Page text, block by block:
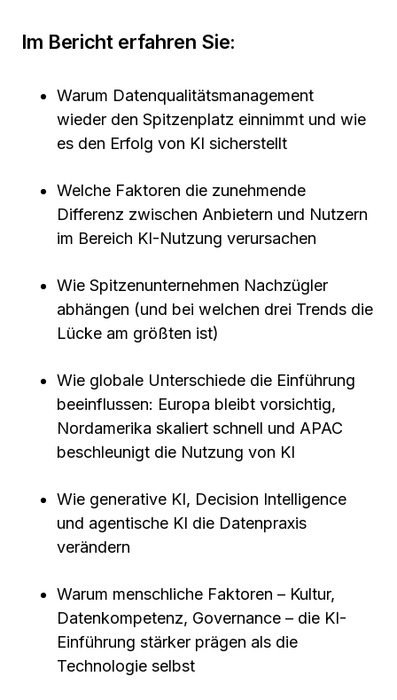
Im Bericht erfahren Sie:
Warum Datenqualitätsmanagement
wieder den Spitzenplatz einnimmt und wie
es den Erfolg von KI sicherstellt
Welche Faktoren die zunehmende
Differenz zwischen Anbietern und Nutzern
im Bereich KI-Nutzung verursachen
Wie Spitzenunternehmen Nachzügler
abhängen (und bei welchen drei Trends die
Lücke am größten ist)
Wie globale Unterschiede die Einführung
beeinflussen: Europa bleibt vorsichtig,
Nordamerika skaliert schnell und APAC
beschleunigt die Nutzung von KI
Wie generative KI, Decision Intelligence
und agentische KI die Datenpraxis
verändern
Warum menschliche Faktoren – Kultur,
Datenkompetenz, Governance – die KI-
Einführung stärker prägen als die
Technologie selbst